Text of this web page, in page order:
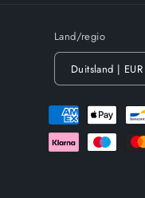
Land/regio
Betaalmethoden